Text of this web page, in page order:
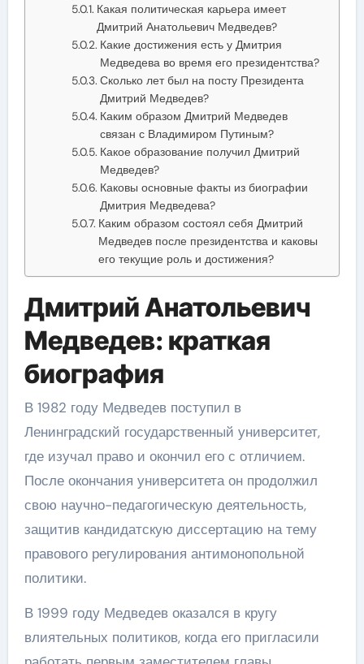
Какая политическая карьера имеет
Дмитрий Анатольевич Медведев?
Какие достижения есть у Дмитрия
Медведева во время его президентства?
Сколько лет был на посту Президента
Дмитрий Медведев?
Каким образом Дмитрий Медведев
связан с Владимиром Путиным?
Какое образование получил Дмитрий
Медведев?
Каковы основные факты из биографии
Дмитрия Медведева?
Каким образом состоял себя Дмитрий
Медведев после президентства и каковы
его текущие роль и достижения?
Дмитрий Анатольевич
Медведев: краткая
биография
В 1982 году Медведев поступил в
Ленинградский государственный университет,
где изучал право и окончил его с отличием.
После окончания университета он продолжил
свою научно-педагогическую деятельность,
защитив кандидатскую диссертацию на тему
правового регулирования антимонопольной
политики.
В 1999 году Медведев оказался в кругу
влиятельных политиков, когда его пригласили